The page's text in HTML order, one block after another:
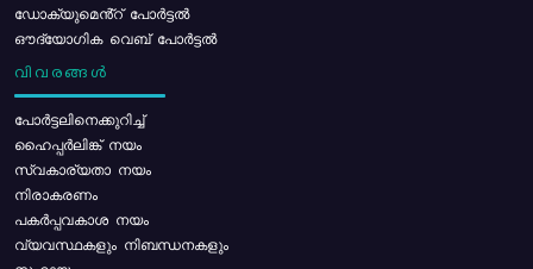
ഡോക്യുമെൻ്റ് പോർട്ടൽ
ഔദ്യോഗിക വെബ് പോർട്ടൽ
വിവരങ്ങൾ
പോര്‍ട്ടലിനെക്കുറിച്ച്
ഹൈപ്പർലിങ്ക് നയം
സ്വകാര്യതാ നയം
നിരാകരണം
പകർപ്പവകാശ നയം
വ്യവസ്ഥകളും നിബന്ധനകളും